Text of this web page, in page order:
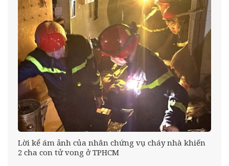
Lời kể ám ảnh của nhân chứng vụ cháy nhà khiến
2 cha con tử vong ở TPHCM